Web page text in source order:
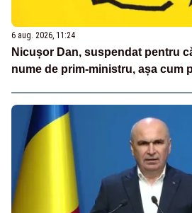
6 aug. 2026, 11:24
Nicușor Dan, suspendat pentru
nume de prim-ministru, așa cum